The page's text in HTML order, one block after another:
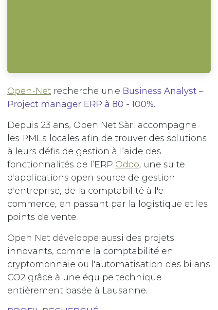
Open-Net recherche un·e Business Analyst –
Project manager ERP à 80 - 100%.
Depuis 23 ans, Open Net Sàrl accompagne
les PMEs locales afin de trouver des solutions
à leurs défis de gestion à l’aide des
fonctionnalités de l’ERP Odoo, une suite
d'applications open source de gestion
d'entreprise, de la comptabilité à l'e-
commerce, en passant par la logistique et les
points de vente.
Open Net développe aussi des projets
innovants, comme la comptabilité en
cryptomonnaie ou l'automatisation des bilans
CO2 grâce à une équipe technique
entièrement basée à Lausanne.